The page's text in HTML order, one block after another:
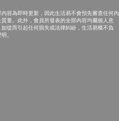
容為即時更新，因此生活易不會預先審查任何內
量。此外，會員所發表的全部內容均屬個人意
從而引起任何損失或法律糾紛，生活易概不負
。